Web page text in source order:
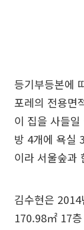
등기부등본에
포레의 전용면
이 집을 사들
방 4개에 욕실
이라 서울숲과
김수현은
170.98㎡ 17